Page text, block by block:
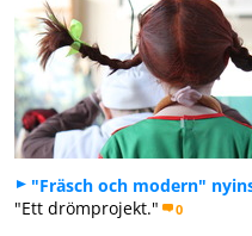
"Fräsch och modern"
"Ett drömprojekt."
0